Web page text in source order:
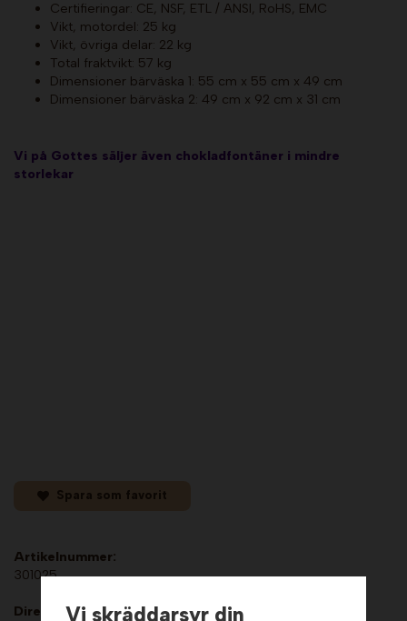
Certifieringar: CE, NSF, ETL / ANSI, RoHS, EMC
Vikt, motordel: 25 kg
Vikt, övriga delar: 22 kg
Total fraktvikt: 57 kg
Dimensioner bärväska 1: 55 cm x 55 cm x 49 cm
Dimensioner bärväska 2: 49 cm x 92 cm x 31 cm
Vi på Gottes säljer även chokladfontäner i mindre
storlekar
Spara som favorit
Artikelnummer:
301025
Direktlänk:Vi skräddarsyr din